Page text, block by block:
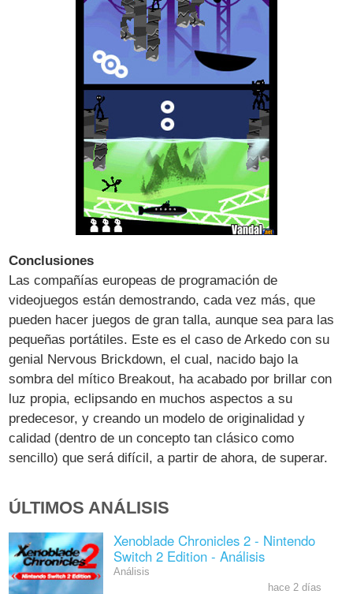
Conclusiones
Las compañías europeas de programación de
videojuegos están demostrando, cada vez más, que
pueden hacer juegos de gran talla, aunque sea para las
pequeñas portátiles. Este es el caso de Arkedo con su
genial Nervous Brickdown, el cual, nacido bajo la
sombra del mítico Breakout, ha acabado por brillar con
luz propia, eclipsando en muchos aspectos a su
predecesor, y creando un modelo de originalidad y
calidad (dentro de un concepto tan clásico como
sencillo) que será difícil, a partir de ahora, de superar.
ÚLTIMOS ANÁLISIS
Xenoblade Chronicles 2 - Nintendo
Switch 2 Edition - Análisis
Análisis
hace 2 días